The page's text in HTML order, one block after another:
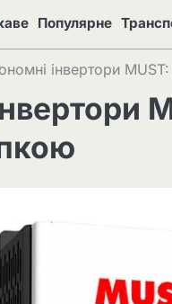
Популярне
інвертори